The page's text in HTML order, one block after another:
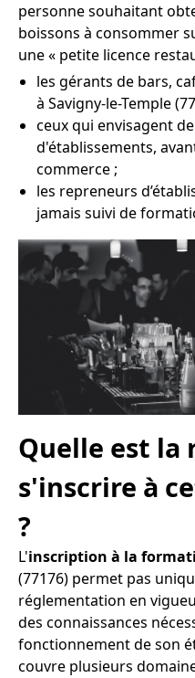
personne souhaitant
boissons à consommer
une « petite licence
les gérants de bars,
à Savigny-le-Temple
ceux qui envisagent
d'établissements,
commerce ;
les repreneurs
jamais suivi de
Quelle est la
s'inscrire à
?
L'inscription à la
(77176) permet pas
réglementation en
des connaissances
fonctionnement de son
couvre plusieurs